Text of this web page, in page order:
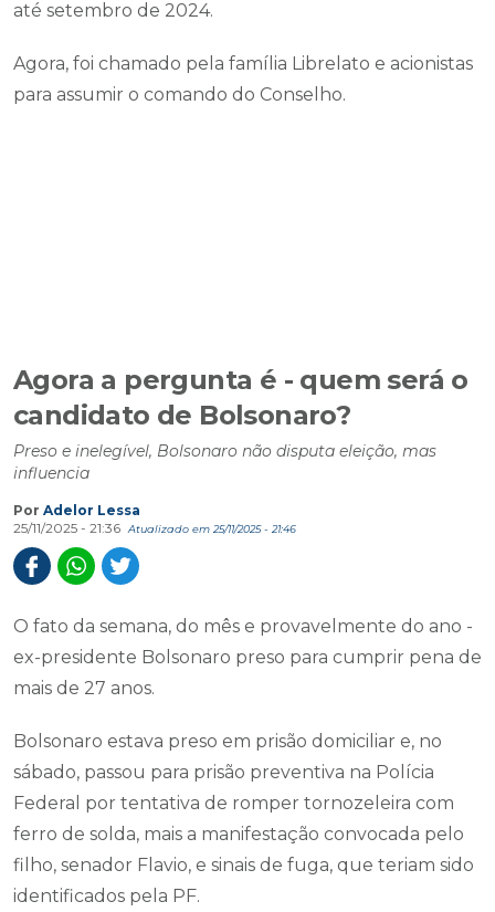
até setembro de 2024.
Agora, foi chamado pela família Librelato e acionistas
para assumir o comando do Conselho.
Agora a pergunta é - quem será o
candidato de Bolsonaro?
Preso e inelegível, Bolsonaro não disputa eleição, mas
influencia
Por Adelor Lessa
25/11/2025 - 21:36
Atualizado em 25/11/2025 - 21:46
O fato da semana, do mês e provavelmente do ano -
ex-presidente Bolsonaro preso para cumprir pena de
mais de 27 anos.
Bolsonaro estava preso em prisão domiciliar e, no
sábado, passou para prisão preventiva na Polícia
Federal por tentativa de romper tornozeleira com
ferro de solda, mais a manifestação convocada pelo
filho, senador Flavio, e sinais de fuga, que teriam sido
identificados pela PF.